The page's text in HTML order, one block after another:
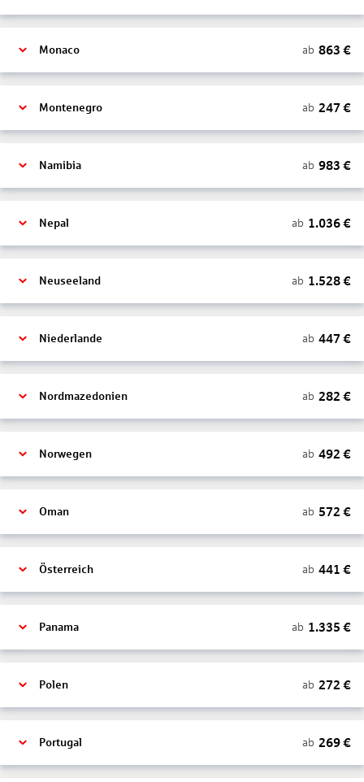
Monaco ab 863 €
Montenegro ab 247 €
Namibia ab 983 €
Nepal ab 1.036€
Neuseeland ab 1.528€
Niederlande ab 447 €
Nordmazedonien ab 282 €
Norwegen ab 492 €
Oman ab 572 €
Österreich ab 441 €
Panama ab 1.335 €
Polen ab 272 €
Portugal ab 269€